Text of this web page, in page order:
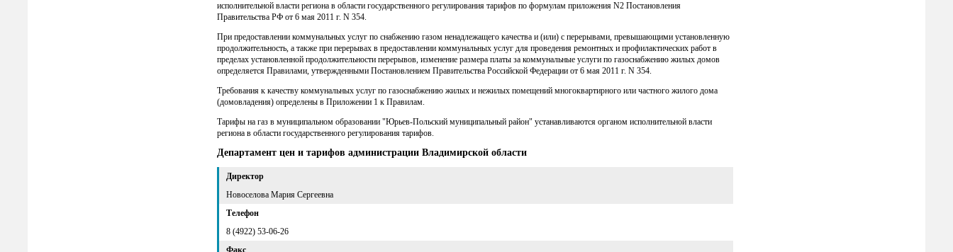
исполнительной власти региона в области государственного регулирования тарифов по формулам приложения N2 Постановления
Правительства РФ от 6 мая 2011 г. N 354.
При предоставлении коммунальных услуг по снабжению газом ненадлежащего качества и (или) с перерывами, превышающими установленную
продолжительность, а также при перерывах в предоставлении коммунальных услуг для проведения ремонтных и профилактических работ в
пределах установленной продолжительности перерывов, изменение размера платы за коммунальные услуги по газоснабжению жилых домов
определяется Правилами, утвержденными Постановлением Правительства Российской Федерации от 6 мая 2011 г. N 354.
Требования к качеству коммунальных услуг по газоснабжению жилых и нежилых помещений многоквартирного или частного жилого дома
(домовладения) определены в Приложении 1 к Правилам.
Тарифы на газ в муниципальном образовании "Юрьев-Польский муниципальный район" устанавливаются органом исполнительной власти
региона в области государственного регулирования тарифов.
Департамент цен и тарифов администрации Владимирской области
Директор
Новоселова Мария Сергеевна
Телефон
8 (4922) 53-06-26
Факс